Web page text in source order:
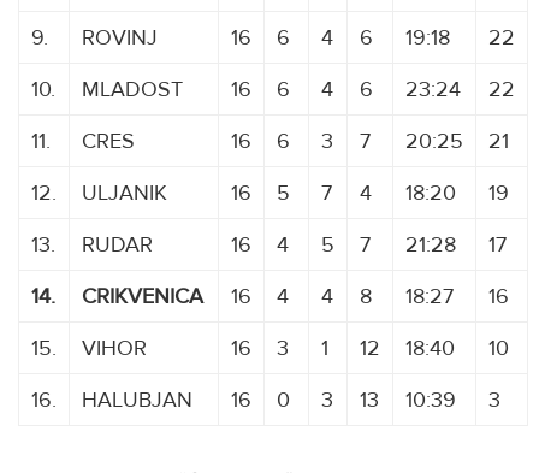
9.
ROVINJ 16 6 4 6 19:18
22
10.
MLADOST 16 6 4 6 23:24
22
11.
CRES 16 6 3 7 20:25
21
12.
ULJANIK 16 5 7 4 18:20
19
13.
RUDAR 16 4 5 7 21:28
17
14.
CRIKVENICA 16 4 4 8 18:27
16
15.
VIHOR 16 3 1 12 18:40
10
16.
HALUBJAN 16 0 3 13 10:39 3